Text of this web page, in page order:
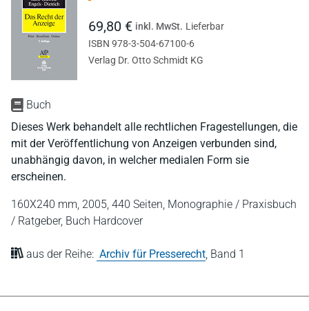
Buch
Dieses Werk behandelt alle rechtlichen Fragestellungen, die
mit der Veröffentlichung von Anzeigen verbunden sind,
unabhängig davon, in welcher medialen Form sie
erscheinen.
160X240 mm, 2005, 440 Seiten, Monographie / Praxisbuch
/ Ratgeber, Buch Hardcover
aus der Reihe: Archiv für Presserecht, Band 1
69,80 € inkl. MwSt. Lieferbar
ISBN 978-3-504-67100-6
Verlag Dr. Otto Schmidt KG